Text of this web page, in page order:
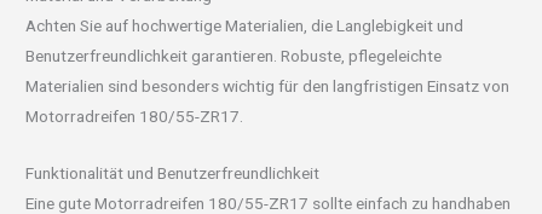
Achten Sie auf hochwertige Materialien, die Langlebigkeit und
Benutzerfreundlichkeit garantieren. Robuste, pflegeleichte
Materialien sind besonders wichtig für den langfristigen Einsatz von
Motorradreifen 180/55-ZR17.
Funktionalität und Benutzerfreundlichkeit
Eine gute Motorradreifen 180/55-ZR17 sollte einfach zu handhaben